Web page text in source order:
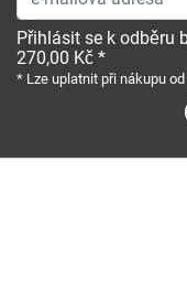
Přihlásit se k odběru
270,00 Kč *
* Lze uplatnit při nákupu od